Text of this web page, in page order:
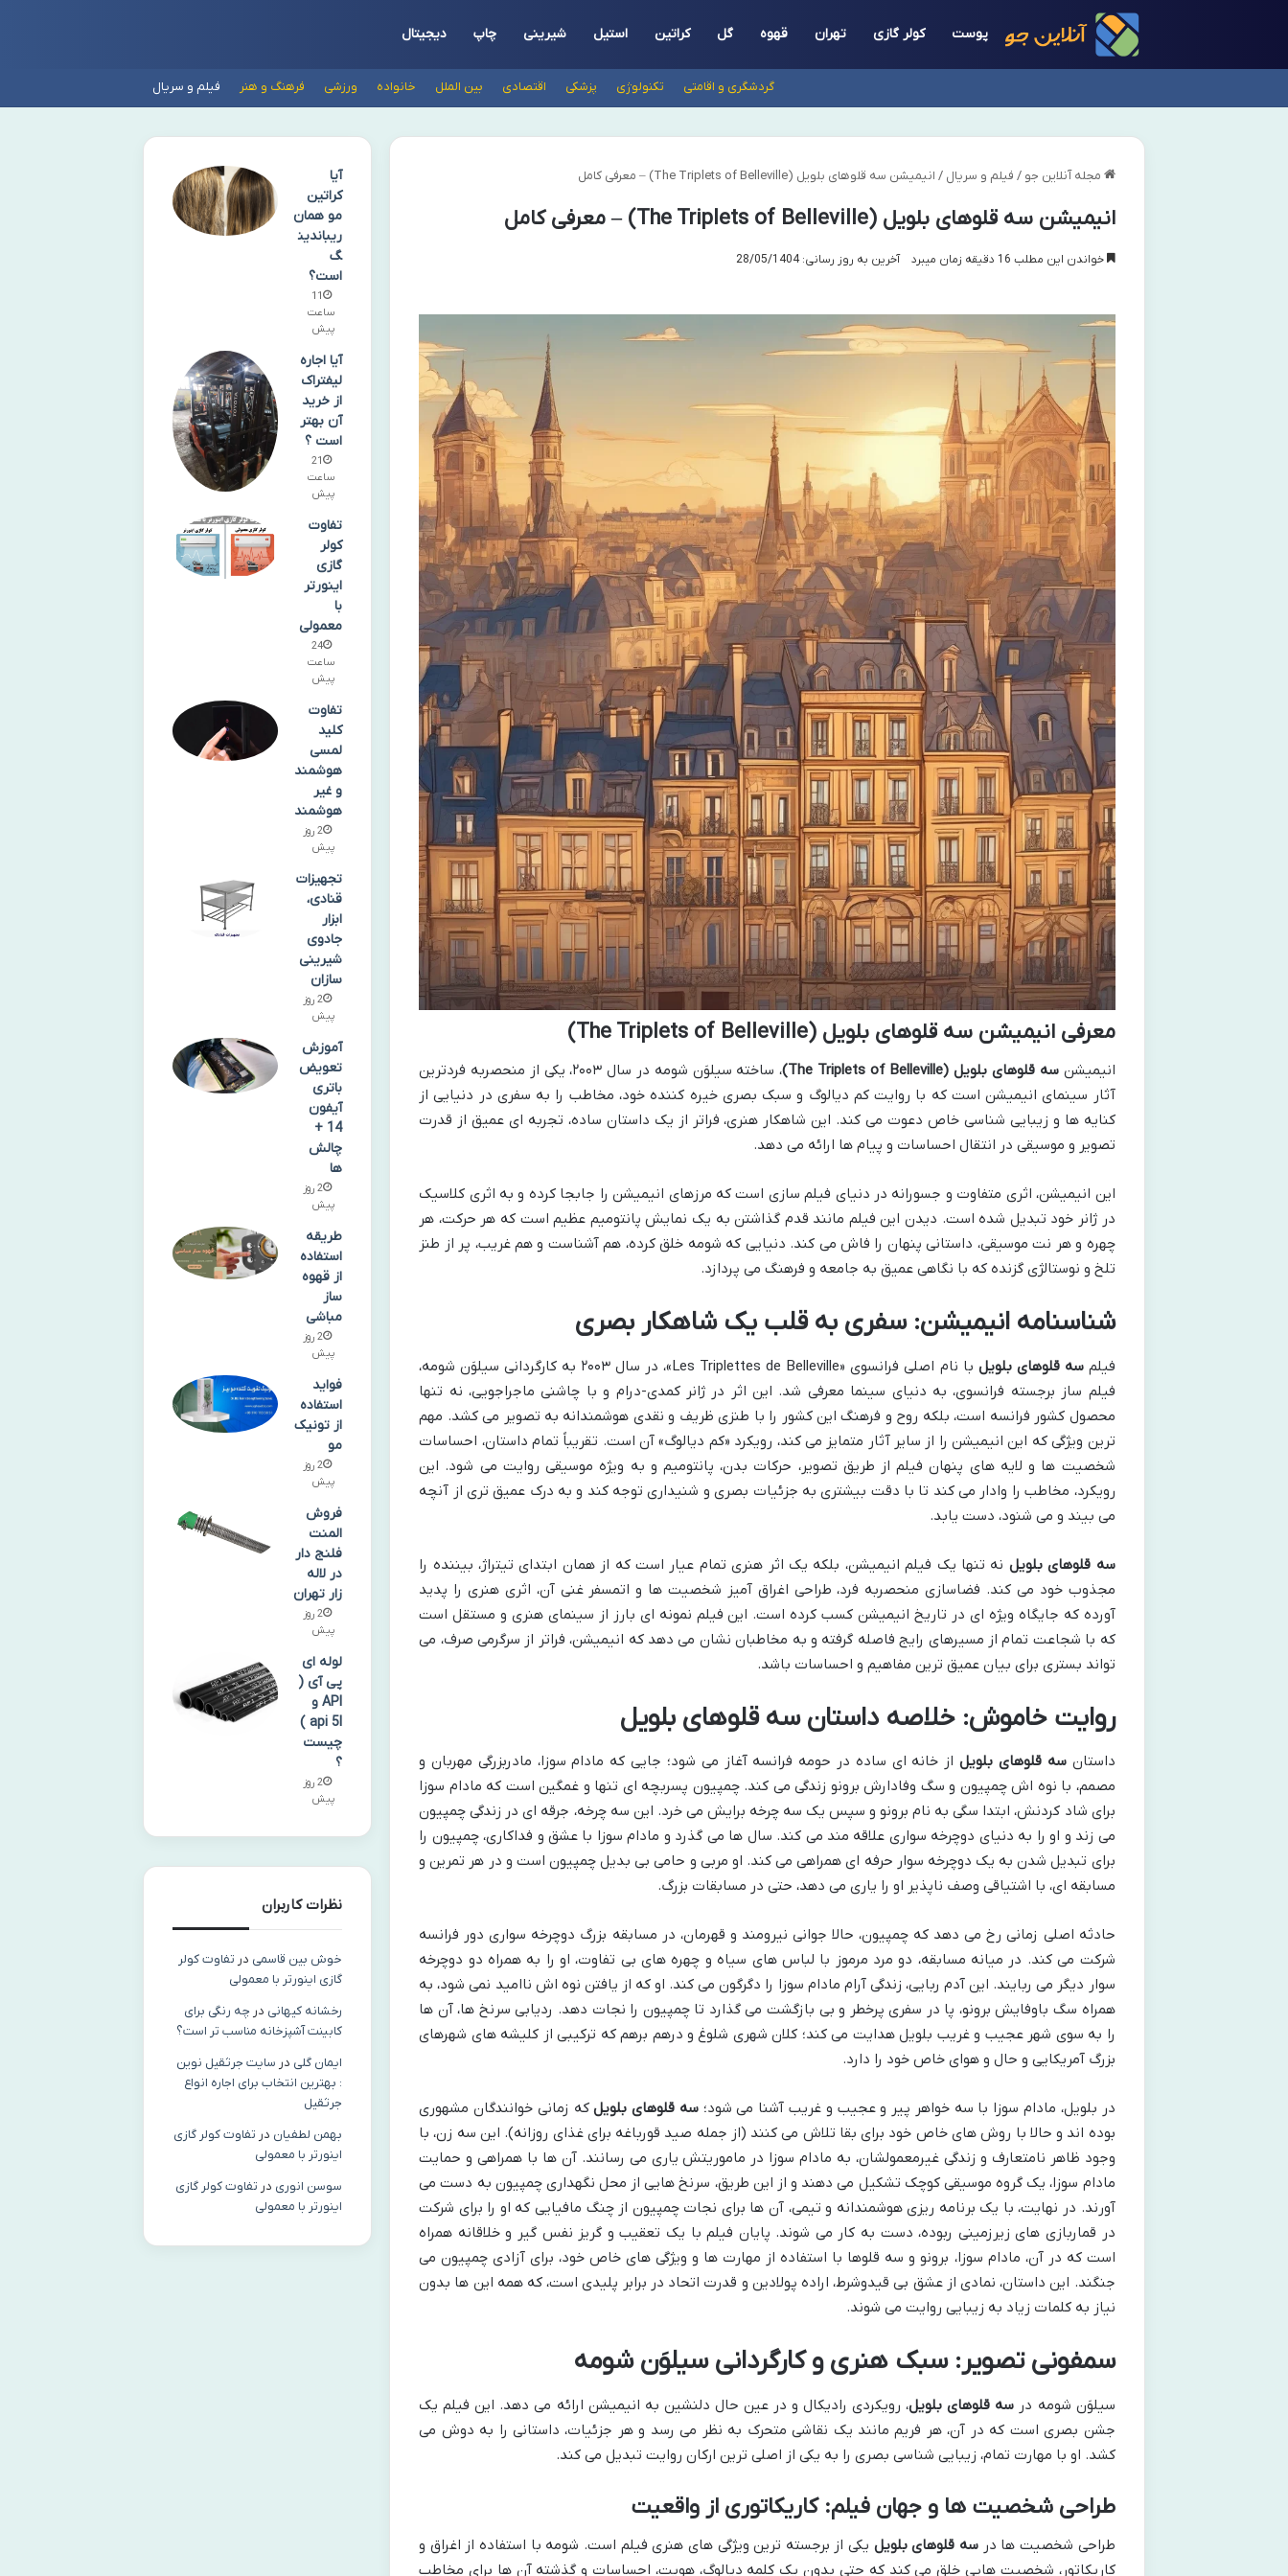
پوست کولر گازی تهران قهوه گل کراتین استیل شیرینی چاپ دیجیتال
گردشگری و اقامتی تکنولوژی پزشکی اقتصادی بین الملل خانواده ورزشی فرهنگ و هنر فیلم و سریال
مجله آنلاین جو / فیلم و سریال / انیمیشن سه قلوهای بلویل (The Triplets of Belleville) – معرفی کامل
انیمیشن سه قلوهای بلویل (The Triplets of Belleville) – معرفی کامل
آخرین به روز رسانی: 28/05/1404 خواندن این مطلب 16 دقیقه زمان میبرد
معرفی انیمیشن سه قلوهای بلویل (The Triplets of Belleville)
انیمیشنسه قلوهای بلویل (The Triplets of Belleville)
، ساخته سیلوَن شومه در سال ۲۰۰۳، یکی از منحصربه فردترین
آثار سینمای انیمیشن است که با روایت کم دیالوگ و سبک بصری خیره کننده خود، مخاطب را به سفری در دنیایی از
کنایه ها و زیبایی شناسی خاص دعوت می کند. این شاهکار هنری، فراتر از یک داستان ساده، تجربه ای عمیق از قدرت
تصویر و موسیقی در انتقال احساسات و پیام ها ارائه می دهد.
این انیمیشن، اثری متفاوت و جسورانه در دنیای فیلم سازی است که مرزهای انیمیشن را جابجا کرده و به اثری کلاسیک
در ژانر خود تبدیل شده است. دیدن این فیلم مانند قدم گذاشتن به یک نمایش پانتومیم عظیم است که هر حرکت، هر
چهره و هر نت موسیقی، داستانی پنهان را فاش می کند. دنیایی که شومه خلق کرده، هم آشناست و هم غریب، پر از طنز
تلخ و نوستالژی گزنده که با نگاهی عمیق به جامعه و فرهنگ می پردازد.
شناسنامه انیمیشن: سفری به قلب یک شاهکار بصری
فیلمسه قلوهای بلویل
با نام اصلی فرانسوی «Les Triplettes de Belleville»، در سال ۲۰۰۳ به کارگردانی سیلوَن شومه،
فیلم ساز برجسته فرانسوی، به دنیای سینما معرفی شد. این اثر در ژانر کمدی-درام و با چاشنی ماجراجویی، نه تنها
محصول کشور فرانسه است، بلکه روح و فرهنگ این کشور را با طنزی ظریف و نقدی هوشمندانه به تصویر می کشد. مهم
ترین ویژگی که این انیمیشن را از سایر آثار متمایز می کند، رویکرد «کم دیالوگ» آن است. تقریباً تمام داستان، احساسات
شخصیت ها و لایه های پنهان فیلم از طریق تصویر، حرکات بدن، پانتومیم و به ویژه موسیقی روایت می شود. این
رویکرد، مخاطب را وادار می کند تا با دقت بیشتری به جزئیات بصری و شنیداری توجه کند و به درک عمیق تری از آنچه
می بیند و می شنود، دست یابد.
سه قلوهای بلویل نه تنها یک فیلم انیمیشن، بلکه یک اثر هنری تمام عیار است که از همان ابتدای تیتراژ، بیننده را
مجذوب خود می کند. فضاسازی منحصربه فرد، طراحی اغراق آمیز شخصیت ها و اتمسفر غنی آن، اثری هنری را پدید
آورده که جایگاه ویژه ای در تاریخ انیمیشن کسب کرده است. این فیلم نمونه ای بارز از سینمای هنری و مستقل است
که با شجاعت تمام از مسیرهای رایج فاصله گرفته و به مخاطبان نشان می دهد که انیمیشن، فراتر از سرگرمی صرف، می
تواند بستری برای بیان عمیق ترین مفاهیم و احساسات باشد.
روایت خاموش: خلاصه داستان سه قلوهای بلویل
داستانسه قلوهای بلویلاز خانه ای ساده در حومه فرانسه آغاز می شود؛ جایی که مادام سوزا، مادربزرگی مهربان و
مصمم، با نوه اش چمپیون و سگ وفادارش برونو زندگی می کند. چمپیون پسربچه ای تنها و غمگین است که مادام سوزا
برای شاد کردنش، ابتدا سگی به نام برونو و سپس یک سه چرخه برایش می خرد. این سه چرخه، جرقه ای در زندگی چمپیون
می زند و او را به دنیای دوچرخه سواری علاقه مند می کند. سال ها می گذرد و مادام سوزا با عشق و فداکاری، چمپیون را
برای تبدیل شدن به یک دوچرخه سوار حرفه ای همراهی می کند. او مربی و حامی بی بدیل چمپیون است و در هر تمرین و
مسابقه ای، با اشتیاقی وصف ناپذیر او را یاری می دهد، حتی در مسابقات بزرگ.
حادثه اصلی زمانی رخ می دهد که چمپیون، حالا جوانی نیرومند و قهرمان، در مسابقه بزرگ دوچرخه سواری دور فرانسه
شرکت می کند. در میانه مسابقه، دو مرد مرموز با لباس های سیاه و چهره های بی تفاوت، او را به همراه دو دوچرخه
سوار دیگر می ربایند. این آدم ربایی، زندگی آرام مادام سوزا را دگرگون می کند. او که از یافتن نوه اش ناامید نمی شود، به
همراه سگ باوفایش برونو، پا در سفری پرخطر و بی بازگشت می گذارد تا چمپیون را نجات دهد. ردیابی سرنخ ها، آن ها
را به سوی شهر عجیب و غریب بلویل هدایت می کند؛ کلان شهری شلوغ و درهم برهم که ترکیبی از کلیشه های شهرهای
بزرگ آمریکایی و حال و هوای خاص خود را دارد.
در بلویل، مادام سوزا با سه خواهر پیر و عجیب و غریب آشنا می شود؛سه قلوهای بلویلکه زمانی خوانندگان مشهوری
بوده اند و حالا با روش های خاص خود برای بقا تلاش می کنند (از جمله صید قورباغه برای غذای روزانه). این سه زن، با
وجود ظاهر نامتعارف و زندگی غیرمعمولشان، به مادام سوزا در ماموریتش یاری می رسانند. آن ها با همراهی و حمایت
مادام سوزا، یک گروه موسیقی کوچک تشکیل می دهند و از این طریق، سرنخ هایی از محل نگهداری چمپیون به دست می
آورند. در نهایت، با یک برنامه ریزی هوشمندانه و تیمی، آن ها برای نجات چمپیون از چنگ مافیایی که او را برای شرکت
در قماربازی های زیرزمینی ربوده، دست به کار می شوند. پایان فیلم با یک تعقیب و گریز نفس گیر و خلاقانه همراه
است که در آن، مادام سوزا، برونو و سه قلوها با استفاده از مهارت ها و ویژگی های خاص خود، برای آزادی چمپیون می
جنگند. این داستان، نمادی از عشق بی قیدوشرط، اراده پولادین و قدرت اتحاد در برابر پلیدی است، که همه این ها بدون
نیاز به کلمات زیاد به زیبایی روایت می شوند.
سمفونی تصویر: سبک هنری و کارگردانی سیلوَن شومه
سیلوَن شومه در سه قلوهای بلویل، رویکردی رادیکال و در عین حال دلنشین به انیمیشن ارائه می دهد. این فیلم یک
جشن بصری است که در آن، هر فریم مانند یک نقاشی متحرک به نظر می رسد و هر جزئیات، داستانی را به دوش می
کشد. او با مهارت تمام، زیبایی شناسی بصری را به یکی از اصلی ترین ارکان روایت تبدیل می کند.
طراحی شخصیت ها و جهان فیلم: کاریکاتوری از واقعیت
طراحی شخصیت ها در سه قلوهای بلویل یکی از برجسته ترین ویژگی های هنری فیلم است. شومه با استفاده از اغراق و
کاریکاتور، شخصیت هایی خلق می کند که حتی بدون یک کلمه دیالوگ، هویت، احساسات و گذشته آن ها برای مخاطب
آیا
کراتین
مو همان
ریباندین
گ
است؟
11
ساعت
پیش
آیا اجاره
لیفتراک
از خرید
آن بهتر
است ؟
21
ساعت
پیش
تفاوت
کولر
گازی
اینورتر
با
معمولی
24
ساعت
پیش
تفاوت
کلید
لمسی
هوشمند
و غیر
هوشمند
2 روز
پیش
تجهیزات
قنادی،
ابزار
جادوی
شیرینی‌
سازان
2 روز
پیش
آموزش
تعویض
باتری
آیفون
14 +
چالش
ها
2 روز
پیش
طریقه
استفاده
از قهوه
ساز
مباشی
2 روز
پیش
فواید
استفاده
از تونیک
مو
2 روز
پیش
فروش
المنت
فلنج دار
در لاله
زار تهران
2 روز
پیش
لوله ای
پی آی (
API و
api 5l )
چیست
؟
2 روز
پیش
نظرات کاربران
خوش بین قاسمی در تفاوت کولر
گازی اینورتر با معمولی
رخشانه کیهانی در چه رنگی برای
کابینت آشپزخانه مناسب‌ تر است؟
ایمان گلی در سایت جرثقیل نوین
: بهترین انتخاب برای اجاره انواع
جرثقیل
بهمن لطفیان در تفاوت کولر گازی
اینورتر با معمولی
سوسن انوری در تفاوت کولر گازی
اینورتر با معمولی